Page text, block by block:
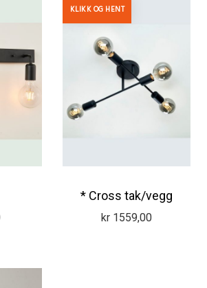
KLIKK OG HENT
* Cross tak/vegg
kr 1559,00